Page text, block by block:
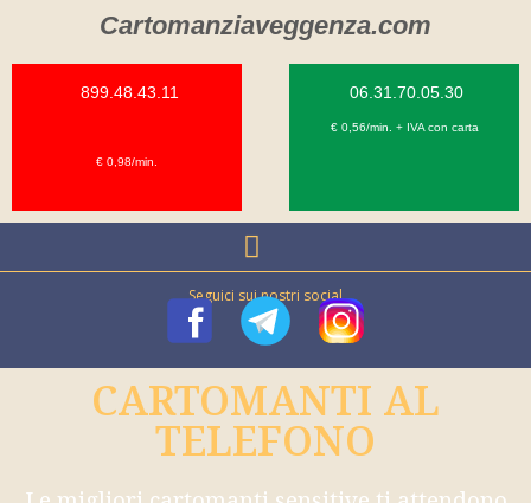
Cartomanziaveggenza.com
899.48.43.11
€ 0,98/min.
06.31.70.05.30
€ 0,56/min. + IVA con carta
Seguici sui nostri social
CARTOMANTI AL
TELEFONO